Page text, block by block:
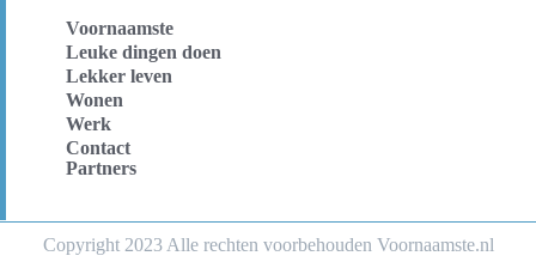
Voornaamste
Leuke dingen doen
Lekker leven
Wonen
Werk
Contact
Partners
Copyright 2023 Alle rechten voorbehouden Voornaamste.nl